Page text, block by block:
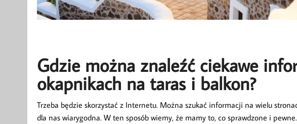
Gdzie można znaleźć ciekawe
okapnikach na taras i balkon?
Trzeba będzie skorzystać z Internetu. Można szukać informacji na wielu
dla nas wiarygodna. W ten sposób wiemy, że mamy to, co sprawdzone i